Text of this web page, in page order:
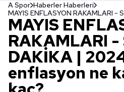
A Spor Haberler Haberleri
MAYIS
RAKAMLARI -
DAKİKA |
enflasyon ne